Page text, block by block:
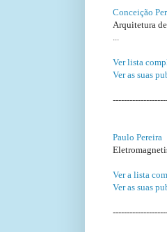
Conceição
Arquitetura
Ver lista
Ver as suas
Paulo Pereira
Ver a lista
Ver as suas